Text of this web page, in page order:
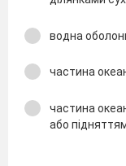
водна
частина
частина
або